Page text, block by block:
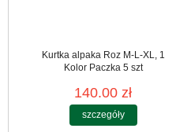
Kurtka alpaka Roz M-L-XL, 1
Kolor Paczka 5 szt
140.00 zł
szczegóły